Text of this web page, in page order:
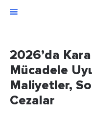
2026’da
Mücadele
Maliyetler,
Cezalar